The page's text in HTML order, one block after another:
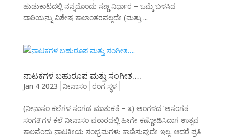
ಹುಡುಕಾಟದಲ್ಲಿ ನನ್ನದೊಂದು ಸಣ್ಣ ನಿರ್ಧಾರ – ಒಮ್ಮೆ ಬಳಸಿದ
ದಾರಿಯನ್ನು ವಿಶೇಷ ಕಾಲಾಂತರವಲ್ಲದೇ (ಮತ್ತು ...
ನಾಟಕಗಳ ಬಹುರೂಪ ಮತ್ತು ಸಂಗೀತ….
Jan 4 2023 ನೀನಾಸಂ ರಂಗ ಸ್ಥಳ
(ನೀನಾಸಂ ಕಲೆಗಳ ಸಂಗಡ ಮಾತುಕತೆ – ೩) ಅಂಗಳದ ‘ಅಸಂಗತ
ಸಂಗತಿ’ಗಳ ಕಲೆ ನೀನಾಸಂ ವಠಾರದಲ್ಲಿ ಹೀಗೇ ಕಣ್ಣೋಡಿಸಿದಾಗ ಉತ್ಸವ
ಕಾಲವೆಂದು ನಾಟಕೀಯ ಸಂಭ್ರಮಗಳು ಕಾಣಿಸುವುದೇ ಇಲ್ಲ. ಆದರೆ ಪ್ರತಿ